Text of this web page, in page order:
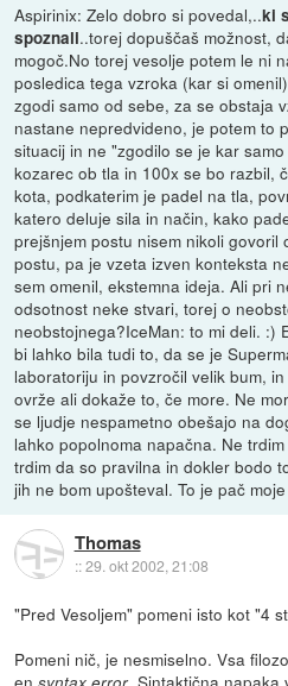
Aspirinix: Zelo dobro si povedal,..ki
spoznali..torej dopuščaš možnost,
mogoč.No torej vesolje potem le ni
posledica tega vzroka (kar si
zgodi samo od sebe, za se obstaja
nastane nepredvideno, je potem to
situacij in ne "zgodilo se je kar
kozarec ob tla in 100x se bo razbil,
kota, podkaterim je padel na tla,
katero deluje sila in način, kako
prejšnjem postu nisem nikoli govoril
postu, pa je vzeta izven konteksta
sem omenil, ekstemna ideja. Ali pri
odsotnost neke stvari, torej o
neobstojnega?IceMan: to mi deli. :)
bi lahko bila tudi to, da se je
laboratoriju in povzročil velik bum,
ovrže ali dokaže to, če more. Ne
se ljudje nespametno obešajo na
lahko popolnoma napačna. Ne
trdim da so pravilna in dokler bodo
jih ne bom upošteval. To je pač
Thomas
::29. okt 2002, 21:08
"Pred Vesoljem" pomeni isto kot "4
Pomeni nič, je nesmiselno. Vsa
ensyntax error. Sintaktična napaka